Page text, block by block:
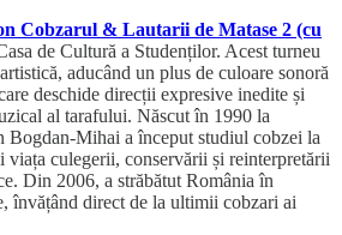
Cobzarul & Lautarii de Matase 2 (cu
de Cultură a Studenților. Acest turneu
aducând un plus de culoare sonoră
deschide direcții expresive inedite și
al tarafului. Născut în 1990 la
Bogdan-Mihai a început studiul cobzei la
viața culegerii, conservării și reinterpretării
Din 2006, a străbătut România în
învățând direct de la ultimii cobzari ai